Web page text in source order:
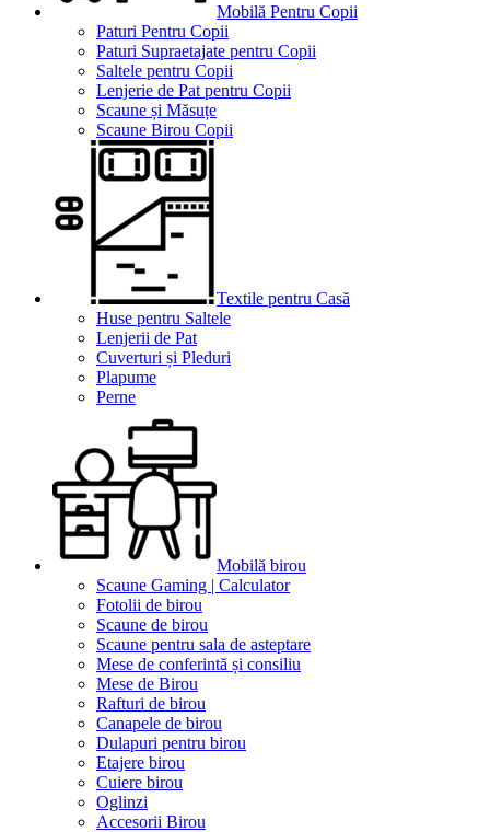
Mobilă Pentru Copii
Paturi Pentru Copii
Paturi Supraetajate pentru Copii
Saltele pentru Copii
Lenjerie de Pat pentru Copii
Scaune și Măsuțe
Scaune Birou Copii
Textile pentru Casă
Huse pentru Saltele
Lenjerii de Pat
Cuverturi și Pleduri
Plapume
Perne
Mobilă birou
Scaune Gaming | Calculator
Fotolii de birou
Scaune de birou
Scaune pentru sala de asteptare
Mese de conferintă și consiliu
Mese de Birou
Rafturi de birou
Canapele de birou
Dulapuri pentru birou
Etajere birou
Cuiere birou
Oglinzi
Accesorii Birou